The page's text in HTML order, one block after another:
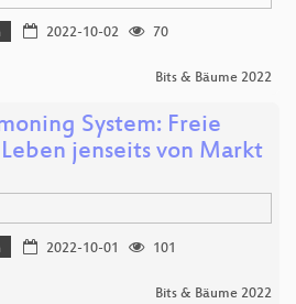
2022-10-02
70
Bits & Bäume 2022
System: Freie
jenseits von Markt
2022-10-01
101
Bits & Bäume 2022